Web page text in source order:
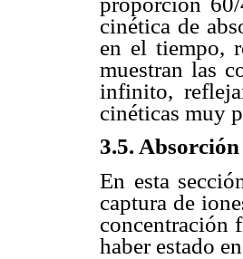
cinética de
en el tiempo,
muestran las
infinito,
cinéticas muy
3.5.
En esta
captura de
concentración
haber estado